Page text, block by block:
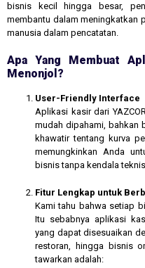
bisnis kecil hingga besar,
membantu dalam meningkatkan
manusia dalam pencatatan.
Apa Yang Membuat
Menonjol?
User-Friendly Interface
Aplikasi kasir dari
mudah dipahami, bahkan
khawatir tentang kurva
memungkinkan Anda
bisnis tanpa kendala
Fitur Lengkap untuk
Kami tahu bahwa setiap
Itu sebabnya aplikasi
yang dapat disesuaikan
restoran, hingga bisnis
tawarkan adalah: